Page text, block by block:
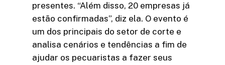
presentes. “Além disso, 20 empresas já
estão confirmadas”, diz ela. O evento é
um dos principais do setor de corte e
analisa cenários e tendências a fim de
ajudar os pecuaristas a fazer seus